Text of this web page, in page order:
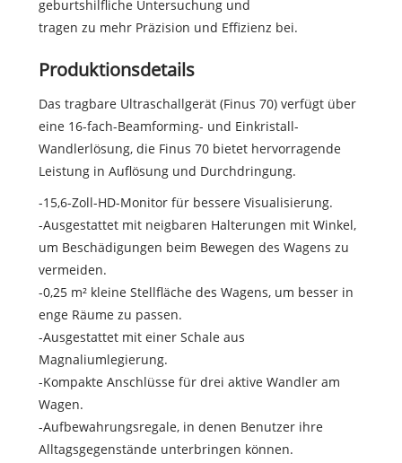
geburtshilfliche Untersuchung und
tragen zu mehr Präzision und Effizienz bei.
Produktionsdetails
Das tragbare Ultraschallgerät (Finus 70) verfügt über
eine 16-fach-Beamforming- und Einkristall-
Wandlerlösung, die Finus 70 bietet hervorragende
Leistung in Auflösung und Durchdringung.
-15,6-Zoll-HD-Monitor für bessere Visualisierung.
-Ausgestattet mit neigbaren Halterungen mit Winkel,
um Beschädigungen beim Bewegen des Wagens zu
vermeiden.
-0,25 m² kleine Stellfläche des Wagens, um besser in
enge Räume zu passen.
-Ausgestattet mit einer Schale aus
Magnaliumlegierung.
-Kompakte Anschlüsse für drei aktive Wandler am
Wagen.
-Aufbewahrungsregale, in denen Benutzer ihre
Alltagsgegenstände unterbringen können.